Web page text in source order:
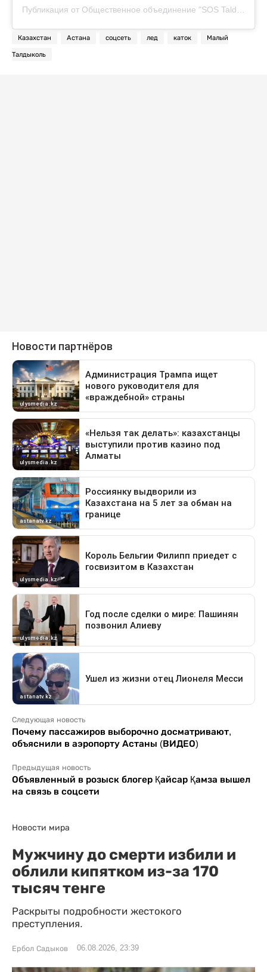
Казахстан Астана соцсеть лед каток Малый
Талдыколь
Следующая новость
Почему пассажиров выборочно досматривают,
объяснили в аэропорту Астаны (ВИДЕО)
Предыдущая новость
Объявленный в розыск блогер Қайсар Қамза вышел
на связь в соцсети
Новости мира
Мужчину до смерти избили и
облили кипятком из-за 170
тысяч тенге
Раскрыты подробности жестокого
преступления.
Ербол Садыков 06.08.2026, 23:39